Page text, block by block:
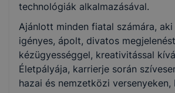
technológiák alkalmazásával.
Ajánlott minden fiatal számára,
igényes, ápolt, divatos
kézügyességgel, kreativitással
Életpályája, karrierje során
hazai és nemzetközi